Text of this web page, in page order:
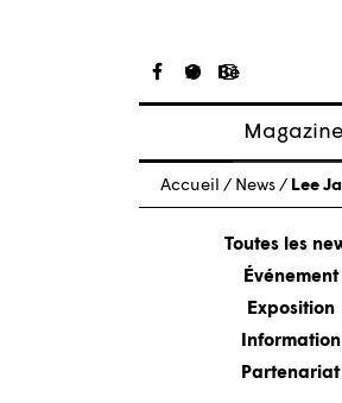
Magazine
Articles
À propos
Numéros
Accueil / News / Lee
Toutes les
Événement
Exposition
Information
Partenariat